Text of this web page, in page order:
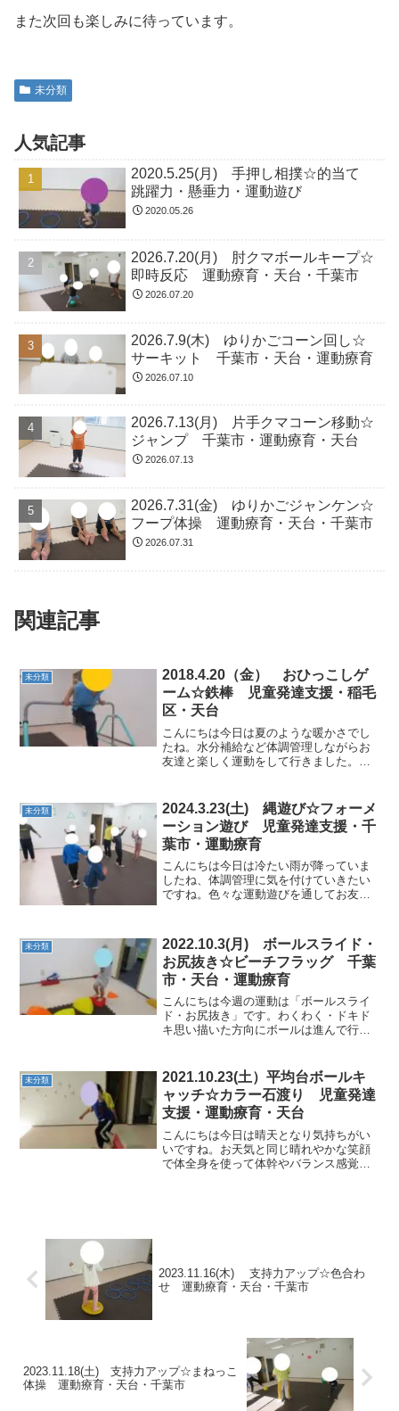
また次回も楽しみに待っています。
未分類
人気記事
2020.5.25(月) 手押し相撲☆的当て
跳躍力・懸垂力・運動遊び
2020.05.26
2026.7.20(月) 肘クマボールキープ☆
即時反応 運動療育・天台・千葉市
2026.07.20
2026.7.9(木) ゆりかごコーン回し☆
サーキット 千葉市・天台・運動療育
2026.07.10
2026.7.13(月) 片手クマコーン移動☆
ジャンプ 千葉市・運動療育・天台
2026.07.13
2026.7.31(金) ゆりかごジャンケン☆
フープ体操 運動療育・天台・千葉市
2026.07.31
関連記事
未分類
2018.4.20（金） おひっこしゲ
ーム☆鉄棒 児童発達支援・稲毛
区・天台
こんにちは今日は夏のような暖かさでし
たね。水分補給など体調管理しながらお
友達と楽しく運動をして行きました。★
ことに繋がります。それによって本人の
大きな自信になり、その...
未分類
2024.3.23(土) 縄遊び☆フォーメ
ーション遊び 児童発達支援・千
葉市・運動療育
こんにちは今日は冷たい雨が降っていま
したね、体調管理に気を付けていきたい
ですね。色々な運動遊びを通してお友達
ったり普段動かさないようなところも丁
寧に行っていきました。 ...
未分類
2022.10.3(月) ボールスライド・
お尻抜き☆ビーチフラッグ 千葉
市・天台・運動療育
こんにちは今週の運動は「ボールスライ
ド・お尻抜き」です。わくわく・ドキド
キ思い描いた方向にボールは進んで行く
ズをとったりしながら進んでいきまし
た。 ★鉄棒ぶら下がり...
未分類
2021.10.23(土）平均台ボールキ
ャッチ☆カラー石渡り 児童発達
支援・運動療育・天台
こんにちは今日は晴天となり気持ちがい
いですね。お天気と同じ晴れやかな笑顔
で体全身を使って体幹やバランス感覚を
2023.11.16(木) 支持力アップ☆色合わ
せ 運動療育・天台・千葉市
2023.11.18(土) 支持力アップ☆まねっこ
体操 運動療育・天台・千葉市